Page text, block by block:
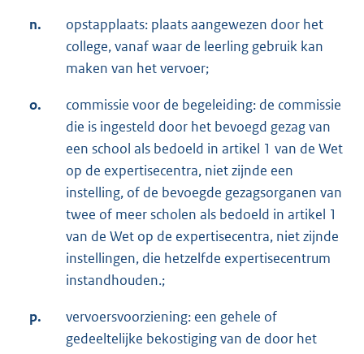
n.
opstapplaats: plaats aangewezen door het
college, vanaf waar de leerling gebruik kan
maken van het vervoer;
o.
commissie voor de begeleiding: de commissie
die is ingesteld door het bevoegd gezag van
een school als bedoeld in artikel 1 van de Wet
op de expertisecentra, niet zijnde een
instelling, of de bevoegde gezagsorganen van
twee of meer scholen als bedoeld in artikel 1
van de Wet op de expertisecentra, niet zijnde
instellingen, die hetzelfde expertisecentrum
instandhouden.;
p.
vervoersvoorziening: een gehele of
gedeeltelijke bekostiging van de door het